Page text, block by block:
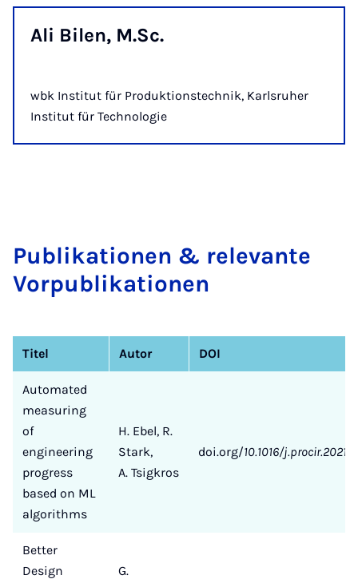
Ali Bi­len, M.Sc.
wbk Institut für Produktionstechnik, Karlsruher
Institut für Technologie
Pu­b­li­­ka­ti­o­­nen & re­le­van­te
Vor­­­pu­b­li­­ka­ti­o­­nen
Titel Autor DOI
Automated
measuring
of
engineering
progress
based on ML
algorithms
H. Ebel, R.
Stark,
A. Tsigkros
doi.org/10.1016/
Better
Design
G.